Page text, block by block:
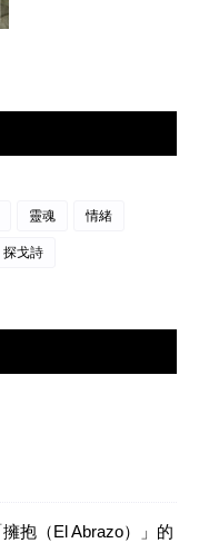
靈魂
情緒
探戈詩
抱（El Abrazo）」的